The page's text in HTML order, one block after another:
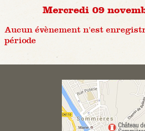
Mercredi 09
Aucun évènement n'est
période